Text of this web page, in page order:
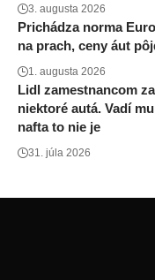
3. augusta 2026
Prichádza norma
na prach, ceny áut
1. augusta 2026
Lidl zamestnancom
niektoré autá. Vadí
nafta to nie je
31. júla 2026